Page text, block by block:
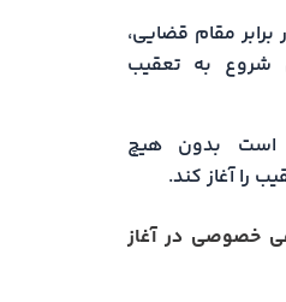
مقام قضایی،
شروع به تعقیب
بدون هیچ
را آغاز کند.
خصوصی در آغاز